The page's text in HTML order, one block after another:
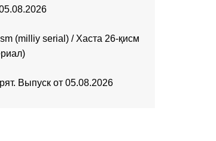
(milliy serial) / Хаста 26-қисм
Выпуск от 05.08.2026